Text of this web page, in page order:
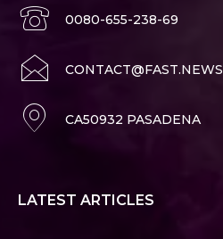
0080-655-238-69
CONTACT@FAST.NEWS
CA50932 PASADENA
LATEST ARTICLES